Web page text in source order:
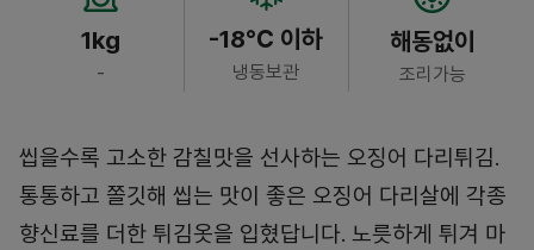
1kg
-
-18℃ 이하
냉동보관
해동없이
조리가능
씹을수록 고소한 감칠맛을 선사하는 오징어 다리튀김.
통통하고 쫄깃해 씹는 맛이 좋은 오징어 다리살에 각종
향신료를 더한 튀김옷을 입혔답니다. 노릇하게 튀겨 마